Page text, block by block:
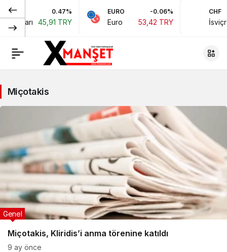
0.47%
45,91 TRY
EURO -0.06%
Euro 53,42 TRY İsviçre
Miçotakis
Miçotakis, Kliridis’i anma törenine katıldı
Genel
9 ay önce